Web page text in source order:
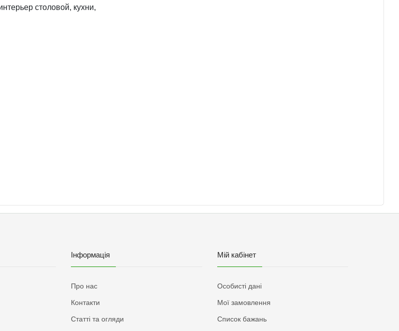
столовой, кухни,
Інформація
Про нас
Контакти
Статті та огляди
Мій кабінет
Особисті дані
Мої замовлення
Список бажань